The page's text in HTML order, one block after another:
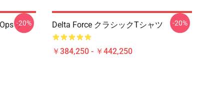
ゲー
-20% Delta Force クラシックTシャツ
￥384,250 - ￥442,250
-20%